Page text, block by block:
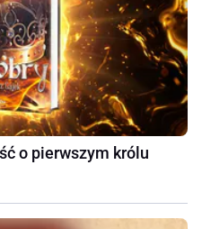
o pierwszym królu